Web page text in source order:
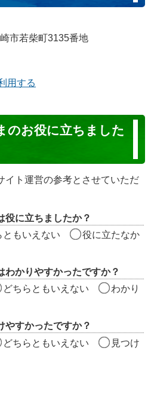
市若柴町3135番地
用する
のお役に立ちました
イト運営の参考とさせていただ
役に立ちましたか？
ともいえない
役に立たなか
わかりやすかったですか？
どちらともいえない
わかり
やすかったですか？
どちらともいえない
見つけ